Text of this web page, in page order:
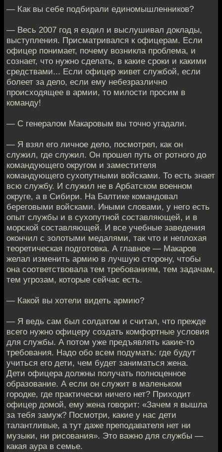
— Как вы себе подбирали единомышленников?
— Весь 2007 год я ездил и выслушивал доклады,
выступления. Присматривался к офицерам. Если
офицер понимает, почему возникла проблема, и
сознает, что нужно сделать, в какие сроки и какими
средствами... Если офицер живет службой, если
болеет за дело, если ему небезразлично
происходящее в армии, то милости просим в
команду!
— С генералом Макаровым вы точно угадали.
— Я взял его личное дело, посмотрел, как он
служил, где служил. Он прошел путь от ротного до
командующего округом и заместителя
командующего сухопутными войсками. То есть знает
всю службу. И служил не в Арбатском военном
округе, а в Сибири. На Балтике командовал
береговыми войсками. Иными словами, у него есть
опыт службы и в сухопутной составляющей, и в
морской составляющей. И все учебные заведения
окончил с золотыми медалями, так что и неплохая
теоретическая подготовка. А главное — Макаров
желал изменить армию в лучшую сторону, чтобы
она соответствовала тем требованиям, тем задачам,
тем угрозам, которые сейчас есть.
— Какой вы хотели видеть армию?
— Я ведь сам был солдатом и считал, что прежде
всего нужно офицеру создать комфортные условия
для службы. А потом уже предъявлять какие-то
требования. Надо обо всем подумать: где будут
учиться его дети, чем будет заниматься жена.
Дети офицера должны получать полноценное
образование. А если он служит в маленьком
городке, где практически ничего нет? Приходит
офицер домой, ему жена говорит: «Зачем я вышла
за тебя замуж? Посмотри, какие у нас дети
талантливые, а тут даже преподавателя нет ни
музыки, ни рисования». Это важно для службы —
какая аура в семье.